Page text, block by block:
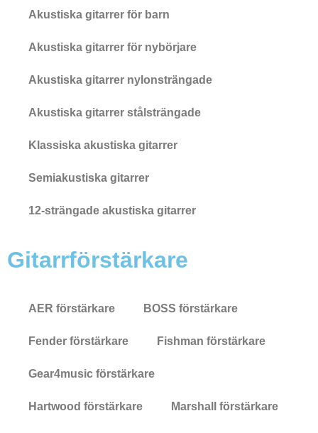
Akustiska gitarrer för barn
Akustiska gitarrer för nybörjare
Akustiska gitarrer nylonsträngade
Akustiska gitarrer stålsträngade
Klassiska akustiska gitarrer
Semiakustiska gitarrer
12-strängade akustiska gitarrer
Gitarrförstärkare
AER förstärkare BOSS förstärkare
Fender förstärkare Fishman förstärkare
Gear4music förstärkare
Hartwood förstärkare Marshall förstärkare